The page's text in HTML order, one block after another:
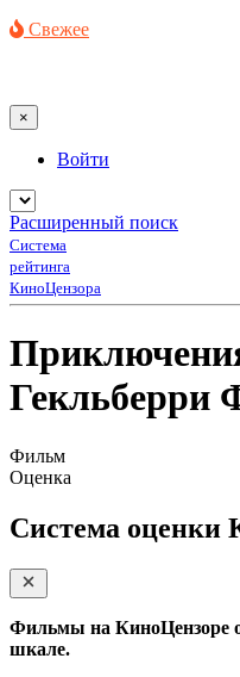
Свежее
×
Войти
Расширенный поиск
Система
рейтинга
КиноЦензора
Гекльберри
Фильм
Оценка
Система оценки
Фильмы на КиноЦензоре
шкале.